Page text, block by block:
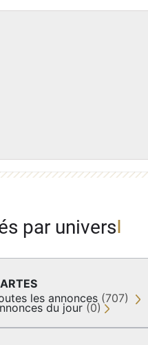
par univers
les annonces (707)
du jour (0)